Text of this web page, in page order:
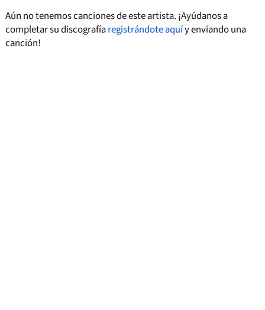
Aún no tenemos canciones de este artista. ¡Ayúdanos a
completar su discografíaregistrándote aquíy enviando una
canción!